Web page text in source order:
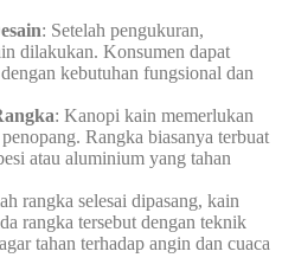
: Setelah pengukuran,
dilakukan. Konsumen dapat
kebutuhan fungsional dan
: Kanopi kain memerlukan
Rangka biasanya terbuat
atau aluminium yang tahan
rangka selesai dipasang, kain
rangka tersebut dengan teknik
tahan terhadap angin dan cuaca